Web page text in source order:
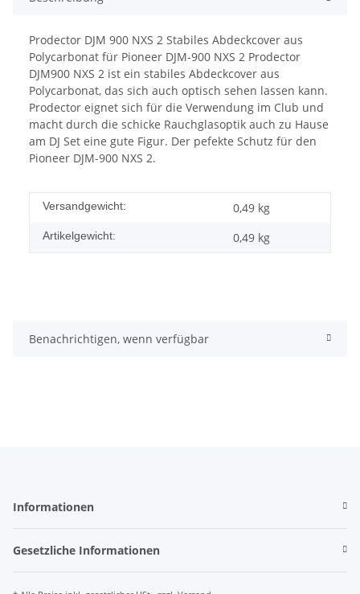
Prodector DJM 900 NXS 2 Stabiles Abdeckcover aus
Polycarbonat für Pioneer DJM-900 NXS 2 Prodector
DJM900 NXS 2 ist ein stabiles Abdeckcover aus
Polycarbonat, das sich auch optisch sehen lassen kann.
Prodector eignet sich für die Verwendung im Club und
macht durch die schicke Rauchglasoptik auch zu Hause
am DJ Set eine gute Figur. Der pefekte Schutz für den
Pioneer DJM-900 NXS 2.
Versandgewicht: 0,49 kg
Artikelgewicht: 0,49 kg
Benachrichtigen, wenn verfügbar
Informationen
Gesetzliche Informationen